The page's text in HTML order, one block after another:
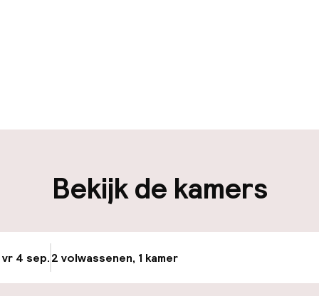
op eigen
Transferservice
Bekijk de kamers
4 sep.2 volwassenen, 1 kamer